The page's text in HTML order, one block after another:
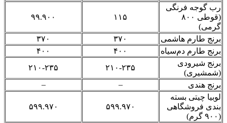
رب گوجه فرنگی
(قوطی ۸۰۰
گرمی)
۱۱۵ ۹۹.۹۰۰
برنج طارم هاشمی ۳۷۰
۳۷۰
برنج طارم دم‌سیاه
۴۰۰
۴۰۰
برنج شیرودی
(شمشیری)
۲۱۰-۲۳۵
۲۱۰-۲۳۵
برنج هندی
–
–
لوبیا چیتی بسته
بندی فروشگاهی
(۹۰۰ گرم)
۵۹۹.۹۷۰ ۵۹۹.۹۷۰